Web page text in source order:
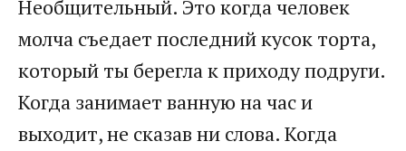
Необщительный. Это когда человек
молча съедает последний кусок торта,
который ты берегла к приходу подруги.
Когда занимает ванную на час и
выходит, не сказав ни слова. Когда